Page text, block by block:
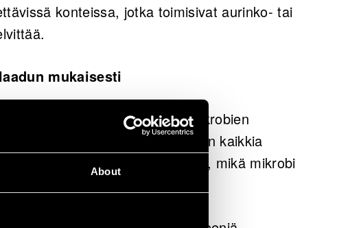
About
konteissa, jotka toimisivat aurinko- tai
mukaisesti
on ollut muovia hajottavien mikrobien
ei voi käyttää ravinnokseen kaikkia
onkin se, että tunnistamme, mikä mikrobi